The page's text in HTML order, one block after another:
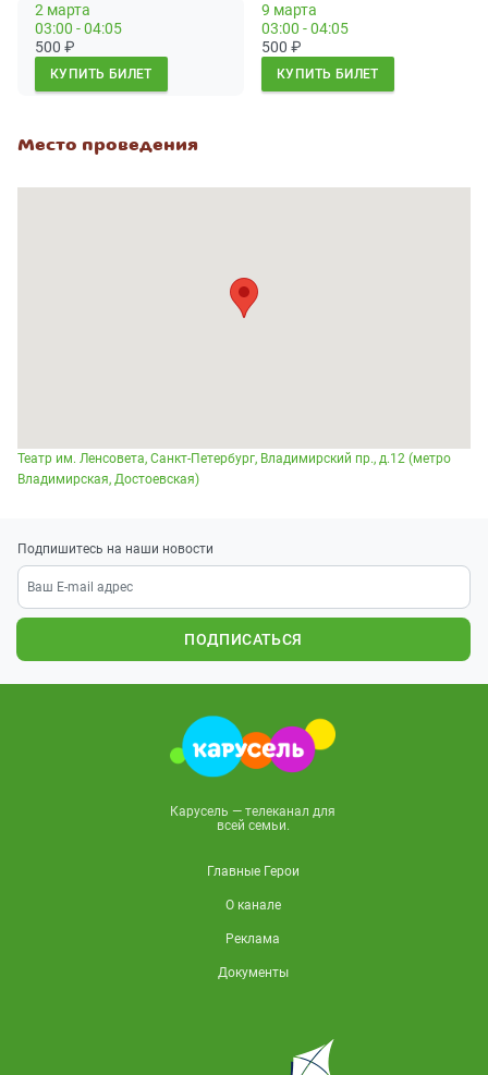
2 марта
03:00 - 04:05
500 ₽
КУПИТЬ БИЛЕТ
9 марта
03:00 - 04:05
500 ₽
КУПИТЬ БИЛЕТ
Место проведения
Театр им. Ленсовета, Санкт-Петербург, Владимирский пр., д.12 (метро
Владимирская, Достоевская)
Подпишитесь на наши новости
ПОДПИСАТЬСЯ
Карусель — телеканал для
всей семьи.
Главные Герои
О канале
Реклама
Документы